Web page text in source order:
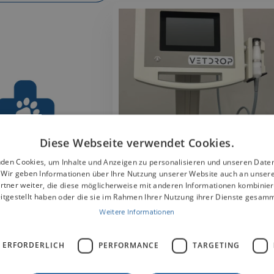
Laser
Diese Webseite verwendet Cookies.
Cookies, um Inhalte und Anzeigen zu personalisieren und unseren
geben Informationen über Ihre Nutzung unserer Website auch an
weiter, die diese möglicherweise mit anderen Informationen
haben oder die sie im Rahmen Ihrer Nutzung ihrer Dienste
Weitere Informationen
PERFORMANCE TARGETING